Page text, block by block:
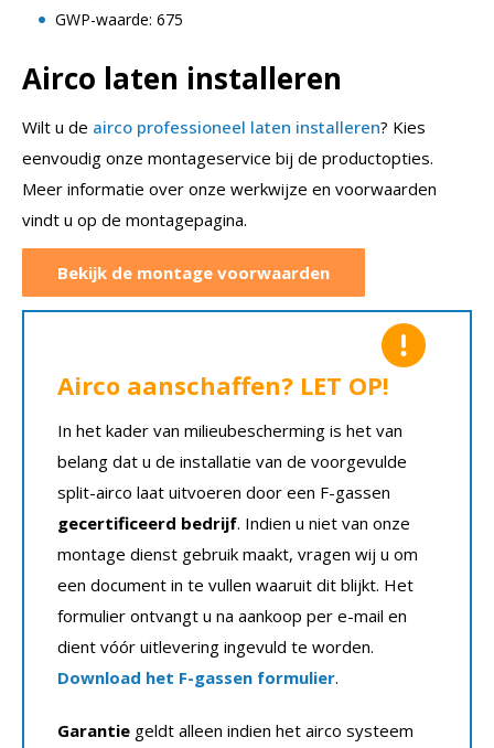
GWP-waarde: 675
Airco laten installeren
Wilt u de airco professioneel laten installeren? Kies
eenvoudig onze montageservice bij de productopties.
Meer informatie over onze werkwijze en voorwaarden
vindt u op de montagepagina.
Bekijk de montage voorwaarden
Airco aanschaffen? LET OP!
In het kader van milieubescherming is het van
belang dat u de installatie van de voorgevulde
split-airco laat uitvoeren door een F-gassen
gecertificeerd bedrijf. Indien u niet van onze
montage dienst gebruik maakt, vragen wij u om
een document in te vullen waaruit dit blijkt. Het
formulier ontvangt u na aankoop per e-mail en
dient vóór uitlevering ingevuld te worden.
Download het F-gassen formulier.
Garantie geldt alleen indien het airco systeem